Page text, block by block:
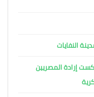
النفايات
إرادة المصريين